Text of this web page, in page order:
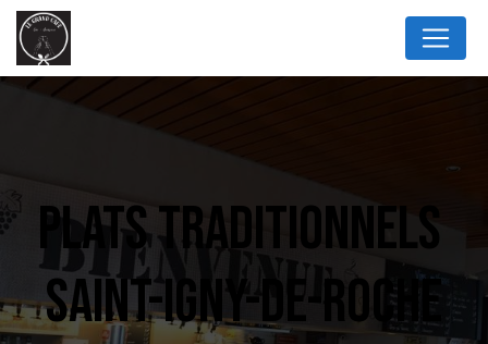
PLATS TRADITIONNELS
SAINT-IGNY-DE-ROCHE
Panneau de gestion des cookies